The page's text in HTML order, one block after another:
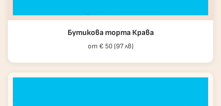
Бутикова торта Крава
от € 50 (97 лв)